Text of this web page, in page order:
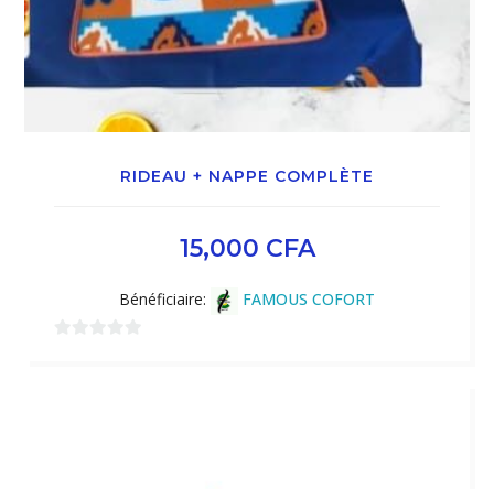
RIDEAU + NAPPE COMPLÈTE
15,000 CFA
Bénéficiaire: FAMOUS COFORT